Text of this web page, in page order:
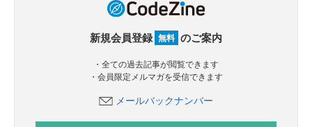
新規会員登録 無料 のご案内
・全ての過去記事が閲覧できます
・会員限定メルマガを受信できます
メールバックナンバー